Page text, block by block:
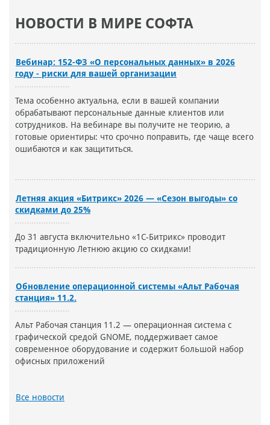
НОВОСТИ В МИРЕ СОФТА
Вебинар: 152-ФЗ «О персональных данных» в 2026
году - риски для вашей организации
Тема особенно актуальна, если в вашей компании
обрабатывают персональные данные клиентов или
сотрудников. На вебинаре вы получите не теорию, а
готовые ориентиры: что срочно поправить, где чаще всего
ошибаются и как защититься.
Летняя акция «Битрикс» 2026 — «Сезон выгоды» со
скидками до 25%
До 31 августа включительно «1С-Битрикс» проводит
традиционную Летнюю акцию со скидками!
Обновление операционной системы «Альт Рабочая
станция» 11.2.
Альт Рабочая станция 11.2 — операционная система с
графической средой GNOME, поддерживает самое
современное оборудование и содержит большой набор
офисных приложений
Все новости